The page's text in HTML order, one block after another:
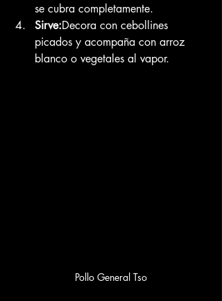
se cubra completamente.
Sirve:Decora con cebollines
picados y acompaña con arroz
blanco o vegetales al vapor.
Pollo General Tso